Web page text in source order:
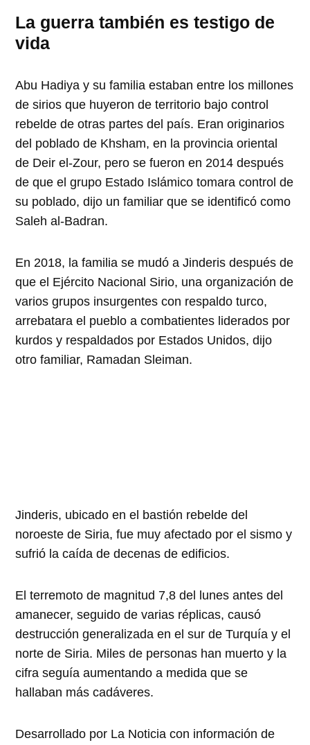
La guerra también es testigo de
vida
Abu Hadiya y su familia estaban entre los millones
de sirios que huyeron de territorio bajo control
rebelde de otras partes del país. Eran originarios
del poblado de Khsham, en la provincia oriental
de Deir el-Zour, pero se fueron en 2014 después
de que el grupo Estado Islámico tomara control de
su poblado, dijo un familiar que se identificó como
Saleh al-Badran.
En 2018, la familia se mudó a Jinderis después de
que el Ejército Nacional Sirio, una organización de
varios grupos insurgentes con respaldo turco,
arrebatara el pueblo a combatientes liderados por
kurdos y respaldados por Estados Unidos, dijo
otro familiar, Ramadan Sleiman.
Jinderis, ubicado en el bastión rebelde del
noroeste de Siria, fue muy afectado por el sismo y
sufrió la caída de decenas de edificios.
El terremoto de magnitud 7,8 del lunes antes del
amanecer, seguido de varias réplicas, causó
destrucción generalizada en el sur de Turquía y el
norte de Siria. Miles de personas han muerto y la
cifra seguía aumentando a medida que se
hallaban más cadáveres.
Desarrollado por La Noticia con información de